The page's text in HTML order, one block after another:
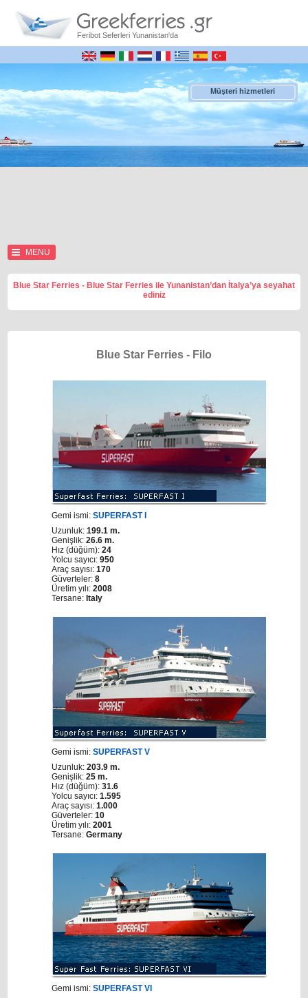
Feribot Seferleri Yunanistan'da
Müşteri hizmetleri
MENU
Blue Star Ferries - Blue Star Ferries ile Yunanistan’dan İtalya’ya seyahat
ediniz
Blue Star Ferries - Filo
Gemi ismi:SUPERFAST I
Uzunluk:199.1 m.
Genişlik:26.6 m.
Hız (düğüm):24
Yolcu sayıcı:950
Araç sayısı:170
Güverteler:8
Üretim yılı:2008
Tersane: Italy
Gemi ismi:SUPERFAST V
Uzunluk:203.9 m.
Genişlik:25 m.
Hız (düğüm):31.6
Yolcu sayıcı:1.595
Araç sayısı:1.000
Güverteler:10
Üretim yılı:2001
Tersane:Germany
Gemi ismi:SUPERFAST VI